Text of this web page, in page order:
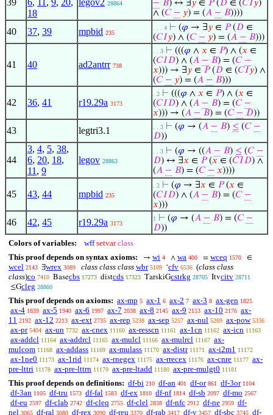
39
6, 11 , 9, 20,
18
legov2 28864
− 𝐵) ↔ ∃𝑦 ∈ 𝑃(𝐷 ∈ (𝐶𝐼𝑦)
∧ (𝐶 − 𝑦) = (𝐴 − 𝐵))))
40 37, 39 mpbid 235
. . . 4 ⊢ (𝜑 → ∃𝑦 ∈ 𝑃(𝐷 ∈
(𝐶𝐼𝑦) ∧ (𝐶 − 𝑦) = (𝐴 − 𝐵)))
41 40 ad2antrr 738
. . 3 ⊢ (((𝜑 ∧ 𝑥 ∈ 𝑃) ∧ (𝑥 ∈
(𝐶𝐼𝐷) ∧ (𝐴 − 𝐵) = (𝐶 −
𝑥))) → ∃𝑦 ∈ 𝑃(𝐷 ∈ (𝐶𝐼𝑦) ∧
(𝐶 − 𝑦) = (𝐴 − 𝐵)))
42 36, 41 r19.29a 3173
. 2 ⊢ (((𝜑 ∧ 𝑥 ∈ 𝑃) ∧ (𝑥 ∈
(𝐶𝐼𝐷) ∧ (𝐴 − 𝐵) = (𝐶 −
𝑥))) → (𝐴 − 𝐵) = (𝐶 − 𝐷))
43 legtri3.1 . . 3 ⊢ (𝜑 → (𝐴 − 𝐵) ≤ (𝐶 −
𝐷))
44
3, 4, 5, 38,
6, 20, 18,
11 , 9
legov 28863
. . 3 ⊢ (𝜑 → ((𝐴 − 𝐵) ≤ (𝐶 −
𝐷) ↔ ∃𝑥 ∈ 𝑃(𝑥 ∈ (𝐶𝐼𝐷) ∧
(𝐴 − 𝐵) = (𝐶 − 𝑥))))
45 43, 44 mpbid 235
. 2 ⊢ (𝜑 → ∃𝑥 ∈ 𝑃(𝑥 ∈
(𝐶𝐼𝐷) ∧ (𝐴 − 𝐵) = (𝐶 −
𝑥)))
46 42, 45 r19.29a 3173
1 ⊢ (𝜑 → (𝐴 − 𝐵) = (𝐶 −
𝐷))
Colors of variables: wff setvar class
This proof depends on syntax axioms:
→ wi 4 ∧ wa 400 = wceq 1570 ∈
wcel 2143 ∃wrex 3089 class class class wbr 5109 ‘cfv 6536 (class class
class)co 7410 Basecbs 17273 distcds 17323 TarskiGcstrkg 28705 Itvcitv 28711
≤Gcleg 28860
This proof depends on axioms: ax-mp 5 ax-1 6 ax-2 7 ax-3 8 ax-gen 1825
ax-4 1839 ax-5 1940 ax-6 1997 ax-7 2038 ax-8 2145 ax-9 2153 ax-10 2176 ax-
11 2192 ax-12 2213 ax-ext 2735 ax-rep 5238 ax-sep 5257 ax-nul 5269 ax-pow 5336
ax-pr 5404 ax-un 7732 ax-cnex 11160 ax-resscn 11161 ax-1cn 11162 ax-icn 11163
ax-addcl 11164 ax-addrcl 11165 ax-mulcl 11166 ax-mulrcl 11167 ax-
mulcom 11168 ax-addass 11169 ax-mulass 11170 ax-distr 11171 ax-i2m1 11172
ax-1ne0 11173 ax-1rid 11174 ax-rnegex 11175 ax-rrecex 11176 ax-cnre 11177 ax-
pre-lttri 11178 ax-pre-lttrn 11179 ax-pre-ltadd 11180 ax-pre-mulgt0 11181
This proof depends on definitions: df-bi 210 df-an 401 df-or 861 df-3or 1104
df-3an 1105 df-tru 1573 df-fal 1583 df-ex 1810 df-nf 1814 df-sb 2097 df-mo 2567
df-eu 2597 df-clab 2742 df-cleq 2755 df-clel 2838 df-nfc 2912 df-ne 2959 df-
nel 3065 df-ral 3080 df-rex 3090 df-reu 3370 df-rab 3417 df-v 3457 df-sbc 3745 df-